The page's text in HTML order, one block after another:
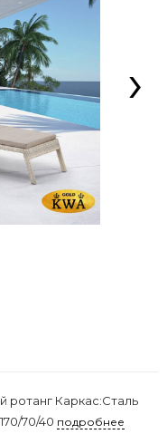
›
ротанг Каркас:Сталь
70/40 подробнее